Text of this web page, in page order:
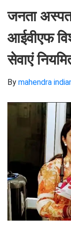
जनता
आईवीएफ
सेवाएं
By mahendra